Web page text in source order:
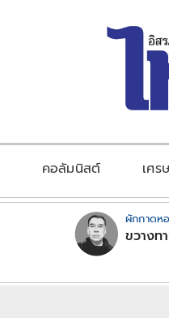
คอลัมนิสต์ เศร
ผักกาดห
ขวางท